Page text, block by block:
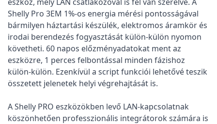
Shelly Pro 3EM 1%-os energia mérési pontosságával
bármilyen háztartási készülék, elektromos áramkör és
irodai berendezés fogyasztását külön-külön nyomon
követheti. 60 napos előzményadatokat ment az
eszközre, 1 perces felbontással minden fázishoz
külön-külön. Ezenkívül a script funkciói lehetővé teszik
összetett jelenetek helyi végrehajtását is.
A Shelly PRO eszközökben levő LAN-kapcsolatnak
köszönhetően professzionális integrátorok számára is